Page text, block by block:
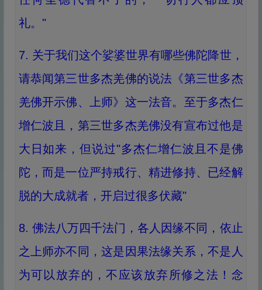
礼。"
7. 关于我们这个娑婆世界有哪些佛陀降世，
请恭闻第三世多杰羌佛的说法《第三世多杰
羌佛开示佛、上师》这一法音。至于多杰仁
增仁波且，第三世多杰羌佛没有宣布过他是
大日如来，但说过"多杰仁增仁波且不是佛
陀，而是一位严持戒行、精进修持、已经解
脱的大成就者，开启过很多伏藏"
8. 佛法八万四千法门，各人因缘不同，依止
之上师亦不同，这是因果法缘关系，不是人
为可以放弃的，不应该放弃所修之法！念